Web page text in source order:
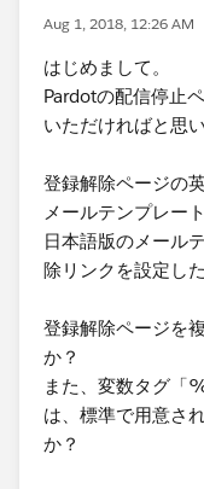
Aug 1, 2018, 12:26 AM
はじめまして。
Pardotの配信停止
いただければと思い
登録解除ページの
メールテンプレー
日本語版のメール
除リンクを設定し
登録解除ページを
か？
また、変数タグ
は、標準で用意さ
か？